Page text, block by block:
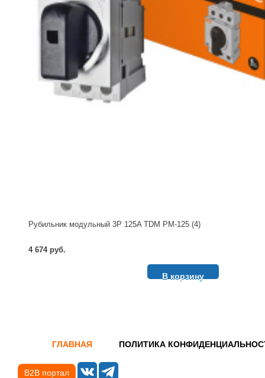
Рубильник модульный 3P 125A TDM РМ-125 (4)
4 674 руб.
В корзину
ГЛАВНАЯ ПОЛИТИКА
B2B портал